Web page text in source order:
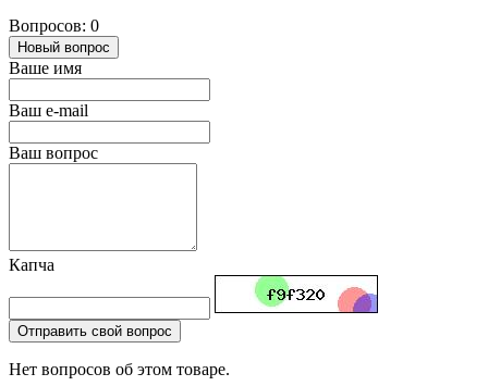
Вопросов: 0
Новый вопрос
Ваше имя
Ваш e-mail
Ваш вопрос
Капча
Отправить свой вопрос
Нет вопросов об этом товаре.